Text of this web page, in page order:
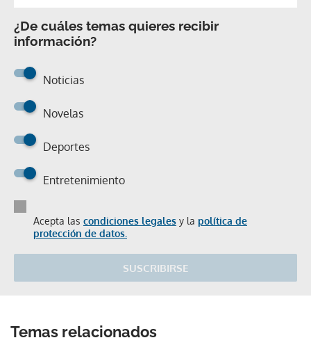
¿De cuáles temas quieres recibir
información?
Noticias
Novelas
Deportes
Entretenimiento
Acepta las condiciones legales y la política de
protección de datos.
SUSCRIBIRSE
Temas relacionados